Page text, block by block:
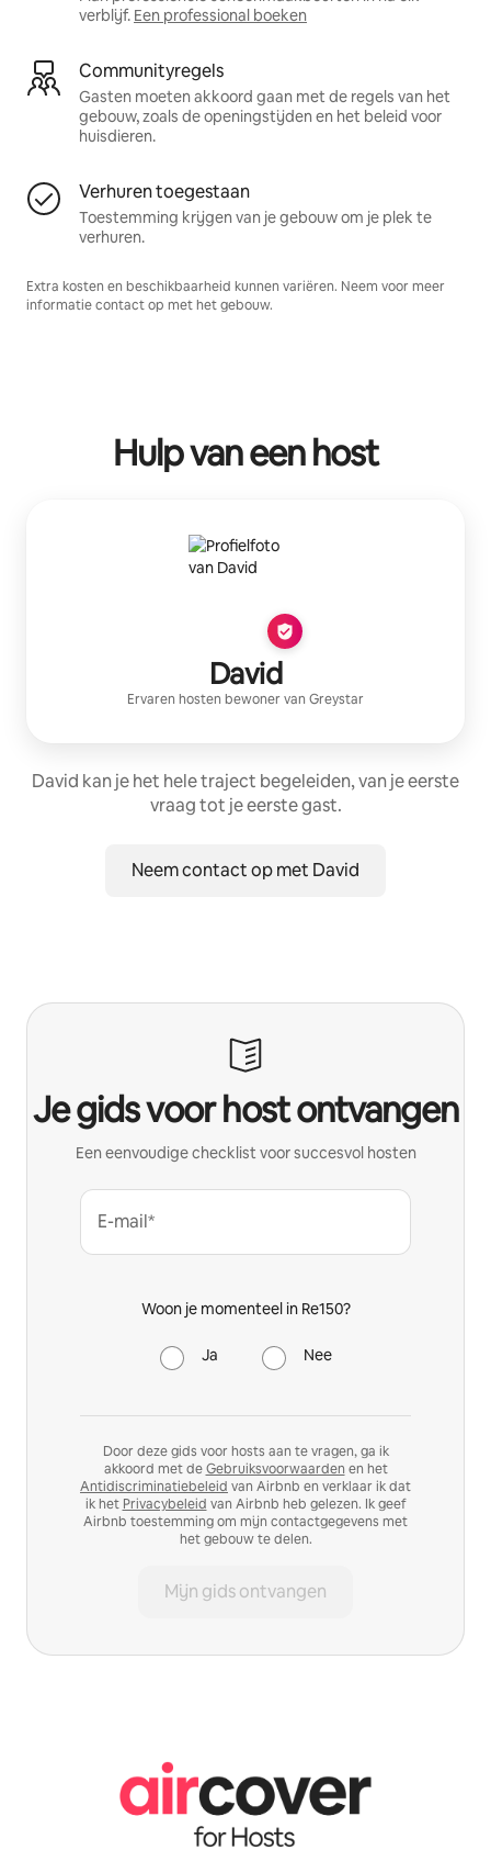
verblijf. Een professional boeken
Communityregels
Gasten moeten akkoord gaan met de regels van het
gebouw, zoals de openingstijden en het beleid voor
huisdieren.
Verhuren toegestaan
Toestemming krijgen van je gebouw om je plek te
verhuren.
Extra kosten en beschikbaarheid kunnen variëren. Neem voor meer
informatie contact op met het gebouw.
Hulp van een host
David
Ervaren hosten bewoner van Greystar
David kan je het hele traject begeleiden, van je eerste
vraag tot je eerste gast.
Neem contact op met David
Je gids voor host ontvangen
Een eenvoudige checklist voor succesvol hosten
E-mail*
Woon je momenteel in Re150?
Ja Nee
Door deze gids voor hosts aan te vragen, ga ik
akkoord met deGebruiksvoorwaarden en het
Antidiscriminatiebeleid van Airbnb en verklaar ik dat
ik het Privacybeleid van Airbnb heb gelezen. Ik geef
Airbnb toestemming om mijn contactgegevens met
het gebouw te delen.
Mijn gids ontvangen